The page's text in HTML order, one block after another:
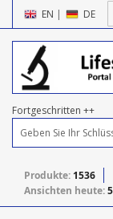
EN | DE
Fortgeschritten ++
Produkte: 1536
Ansichten heute: